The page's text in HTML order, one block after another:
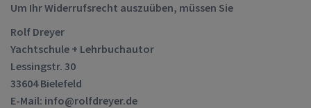
Um Ihr Widerrufsrecht auszuüben, müssen Sie
Rolf Dreyer
Yachtschule + Lehrbuchautor
Lessingstr. 30
33604 Bielefeld
E-Mail: info@rolfdreyer.de